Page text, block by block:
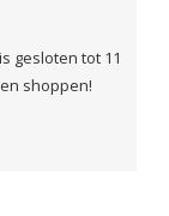
gesloten tot 11
shoppen!